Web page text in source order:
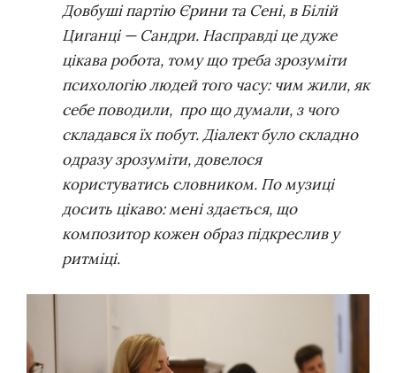
Довбуші партію Єрини та Сені, в Білій
Циганці — Сандри. Насправді це дуже
цікава робота, тому що треба зрозуміти
психологію людей того часу: чим жили, як
себе поводили, про що думали, з чого
складався їх побут. Діалект було складно
одразу зрозуміти, довелося
користуватись словником. По музиці
досить цікаво: мені здається, що
композитор кожен образ підкреслив у
ритміці.